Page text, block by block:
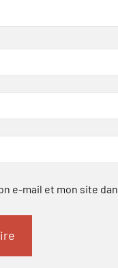
e-mail et mon site